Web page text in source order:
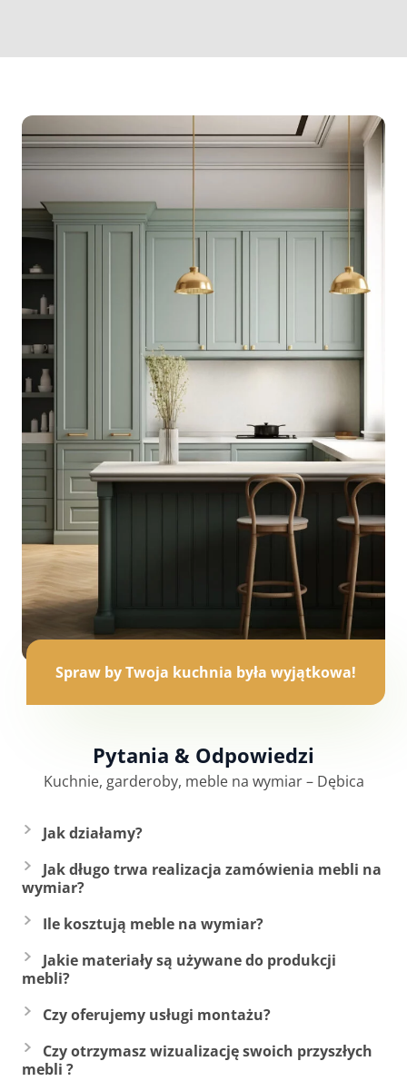
Spraw by Twoja kuchnia była wyjątkowa!
Pytania & Odpowiedzi
Kuchnie, garderoby, meble na wymiar – Dębica
Jak działamy?
Jak długo trwa realizacja zamówienia mebli na
wymiar?
Ile kosztują meble na wymiar?
Jakie materiały są używane do produkcji
mebli?
Czy oferujemy usługi montażu?
Czy otrzymasz wizualizację swoich przyszłych
mebli ?